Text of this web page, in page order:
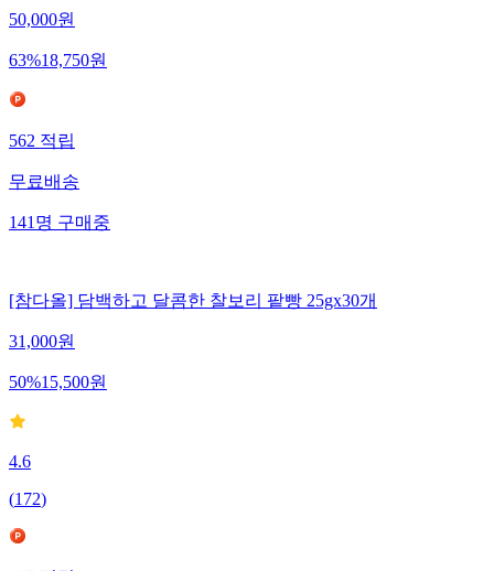
50,000원
63%18,750원
562적립
무료배송
141명구매중
[참다올] 담백하고 달콤한 찰보리 팥빵 25gx30개
31,000원
50%15,500원
4.6
(172)